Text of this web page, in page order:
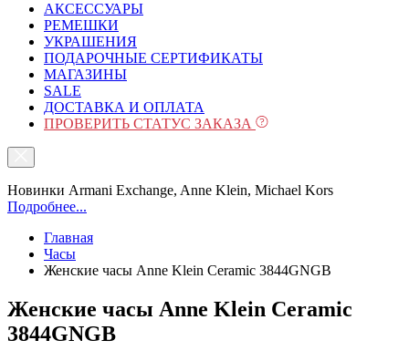
АКСЕССУАРЫ
РЕМЕШКИ
УКРАШЕНИЯ
ПОДАРОЧНЫЕ СЕРТИФИКАТЫ
МАГАЗИНЫ
SALE
ДОСТАВКА И ОПЛАТА
ПРОВЕРИТЬ СТАТУС ЗАКАЗА
Новинки Armani Exchange, Anne Klein, Michael Kors
Подробнее...
Главная
Часы
Женские часы Anne Klein Ceramic 3844GNGB
Женские часы Anne Klein Ceramic
3844GNGB